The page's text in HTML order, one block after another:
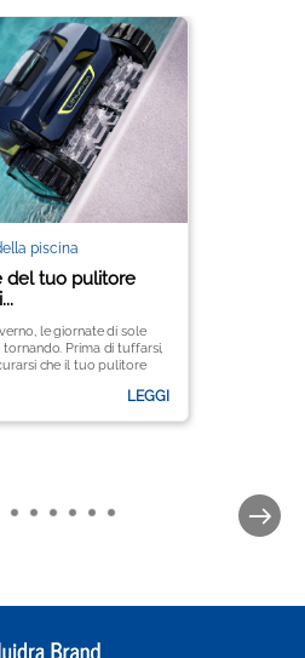
piscina
del tuo pulitore
le giornate di sole
Prima di tuffarsi,
che il tuo pulitore
durante tutta la stagione.
LEGGI